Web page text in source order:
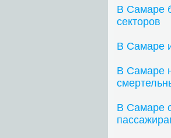
В Самаре
секторов
В Самаре
В Самаре
В Самаре